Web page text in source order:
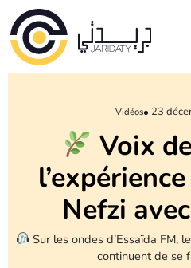
Vidéos 23
Voix
Nefzi
Sur les ondes d’Essaïda FM,
continuent de se